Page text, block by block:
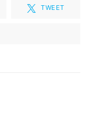
TWEET